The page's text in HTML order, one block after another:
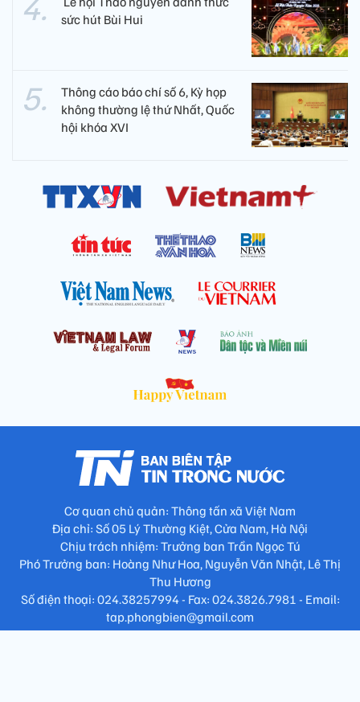
sức hút Bùi Hui
Thông cáo báo chí số 6, Kỳ họp
không thường lệ thứ Nhất, Quốc
hội khóa XVI
Cơ quan chủ quản: Thông tấn xã Việt Nam
Địa chỉ: Số 05 Lý Thường Kiệt, Cửa Nam, Hà Nội
Chịu trách nhiệm: Trưởng ban Trần Ngọc Tú
Phó Trưởng ban: Hoàng Như Hoa, Nguyễn Văn Nhật, Lê Thị
Thu Hương
Số điện thoại: 024.38257994 - Fax: 024.3826.7981 - Email:
tap.phongbien@gmail.com